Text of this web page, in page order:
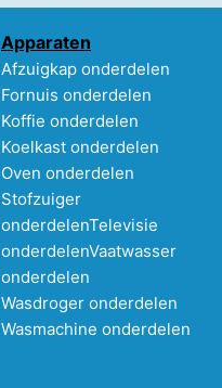
Apparaten
Afzuigkap onderdelen
Fornuis onderdelen
Koffie onderdelen
Koelkast onderdelen
Oven onderdelen
Stofzuiger
onderdelenTelevisie
onderdelenVaatwasser
onderdelen
Wasdroger onderdelen
Wasmachine onderdelen